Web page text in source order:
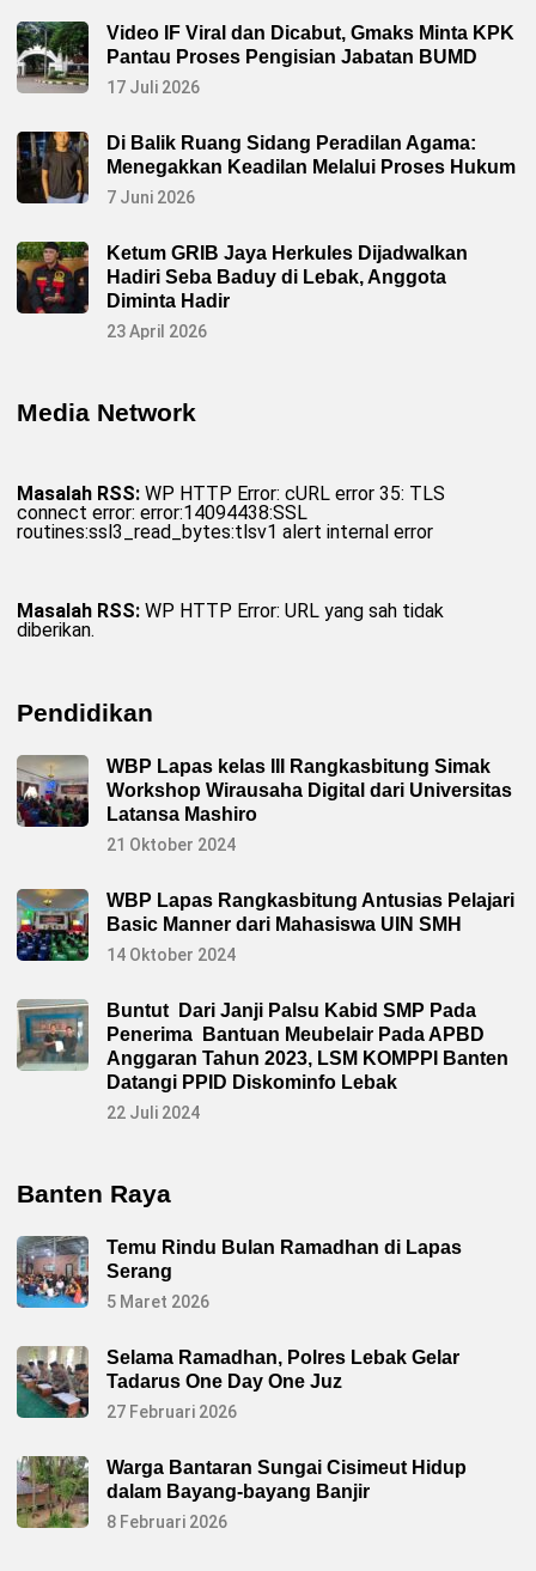
Video IF Viral dan Dicabut, Gmaks Minta KPK
Pantau Proses Pengisian Jabatan BUMD
17 Juli 2026
Di Balik Ruang Sidang Peradilan Agama:
Menegakkan Keadilan Melalui Proses Hukum
7 Juni 2026
Ketum GRIB Jaya Herkules Dijadwalkan
Hadiri Seba Baduy di Lebak, Anggota
Diminta Hadir
23 April 2026
Media Network
Masalah RSS: WP HTTP Error: cURL error 35: TLS
connect error: error:14094438:SSL
routines:ssl3_read_bytes:tlsv1 alert internal error
Masalah RSS: WP HTTP Error: URL yang sah tidak
diberikan.
Pendidikan
WBP Lapas kelas III Rangkasbitung Simak
Workshop Wirausaha Digital dari Universitas
Latansa Mashiro
21 Oktober 2024
WBP Lapas Rangkasbitung Antusias Pelajari
Basic Manner dari Mahasiswa UIN SMH
14 Oktober 2024
Buntut Dari Janji Palsu Kabid SMP Pada
Penerima Bantuan Meubelair Pada APBD
Anggaran Tahun 2023, LSM KOMPPI Banten
Datangi PPID Diskominfo Lebak
22 Juli 2024
Banten Raya
Temu Rindu Bulan Ramadhan di Lapas
Serang
5 Maret 2026
Selama Ramadhan, Polres Lebak Gelar
Tadarus One Day One Juz
27 Februari 2026
Warga Bantaran Sungai Cisimeut Hidup
dalam Bayang-bayang Banjir
8 Februari 2026